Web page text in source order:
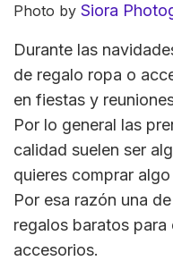
Photo by Siora
Durante las
de regalo ropa o
en fiestas y
Por lo general las
calidad suelen ser
quieres comprar
Por esa razón una
regalos baratos
accesorios.